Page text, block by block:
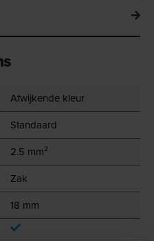
Afwijkende kleur
Standaard
2.5 mm²
Zak
18 mm